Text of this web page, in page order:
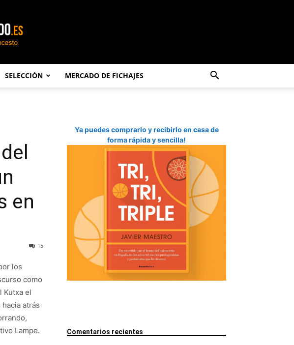
SELECCIÓN MERCADO DE FICHAJES
en
15
los
como
Kutxa el
atrás
Lampe.
Ya puedes comprarlo y recibirlo en casa de
forma rápida y sencilla!
Comentarios recientes